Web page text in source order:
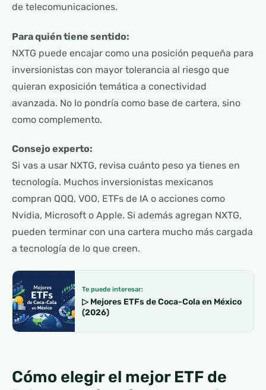
de telecomunicaciones.
Para quién tiene sentido:
NXTG puede encajar como una posición pequeña para
inversionistas con mayor tolerancia al riesgo que
quieran exposición temática a conectividad
avanzada. No lo pondría como base de cartera, sino
como complemento.
Consejo experto:
Si vas a usar NXTG, revisa cuánto peso ya tienes en
tecnología. Muchos inversionistas mexicanos
compran QQQ, VOO, ETFs de IA o acciones como
Nvidia, Microsoft o Apple. Si además agregan NXTG,
pueden terminar con una cartera mucho más cargada
a tecnología de lo que creen.
Te puede interesar:
▷ Mejores ETFs de Coca-Cola en México
(2026)
Cómo elegir el mejor ETF de